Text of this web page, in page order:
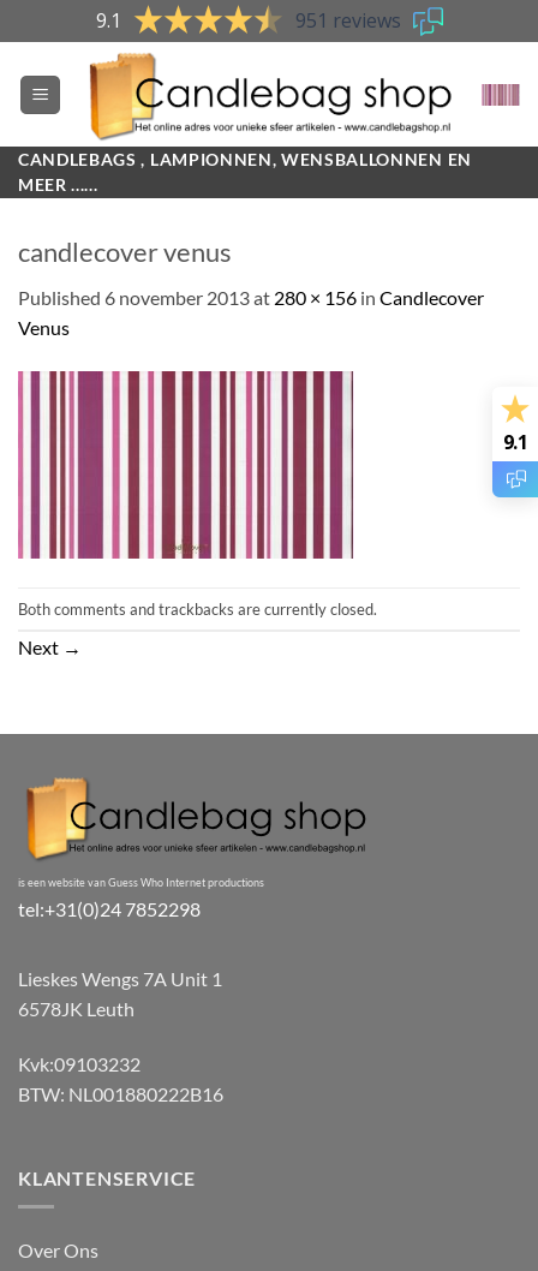
to
content
9.1 951 reviews
CANDLEBAGS , LAMPIONNEN, WENSBALLONNEN EN
MEER ......
candlecover venus
Published 6 november 2013at 280 × 156 in Candlecover
Venus
Both comments and trackbacks are currently closed.
Next →
is een website van Guess Who Internet productions
tel:+31(0)24 7852298
Lieskes Wengs 7A Unit 1
6578JK Leuth
Kvk:09103232
BTW: NL001880222B16
KLANTENSERVICE
Over Ons
9.1